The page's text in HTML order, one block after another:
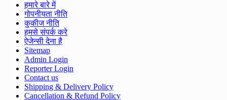
हमारे बारे में
गोपनीयता नीति
कुकीज नीति
हमसे संपर्क करे
ऐजेन्सी देना है
Sitemap
Admin Login
Reporter Login
Contact us
Shipping & Delivery Policy
Cancellation & Refund Policy